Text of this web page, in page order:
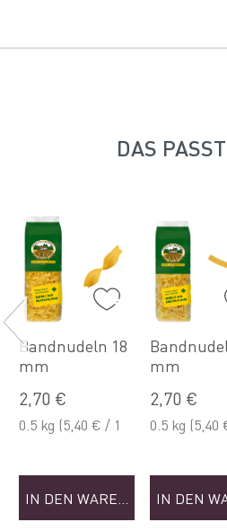
DAS
Bandnudeln 18
mm
2,70 €
0.5 kg (5,40 € / 1
IN DEN WARENKORB
mm
2,70 €
0.5 kg (5,40
IN DEN